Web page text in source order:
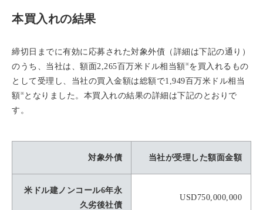
本買入れの結果
締切日までに有効に応募された対象外債（詳細は下記の通り）
のうち、当社は、額面2,265百万米ドル相当額※を買入れるもの
として受理し、当社の買入金額は総額で1,949百万米ドル相当
額※ となりました。本買入れの結果の詳細は下記のとおりで
す。
対象外債 当社が受理した額面金額
米ドル建ノンコール6年永
久劣後社債
USD750,000,000